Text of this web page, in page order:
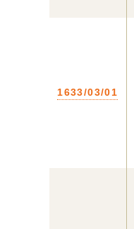
1633/03/01